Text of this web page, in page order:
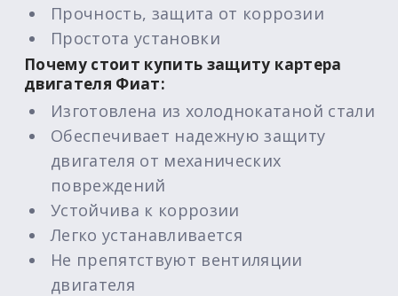
Прочность, защита от коррозии
Простота установки
Почему стоит купить защиту картера
двигателя Фиат:
Изготовлена из холоднокатаной стали
Обеспечивает надежную защиту
двигателя от механических
повреждений
Устойчива к коррозии
Легко устанавливается
Не препятствуют вентиляции
двигателя